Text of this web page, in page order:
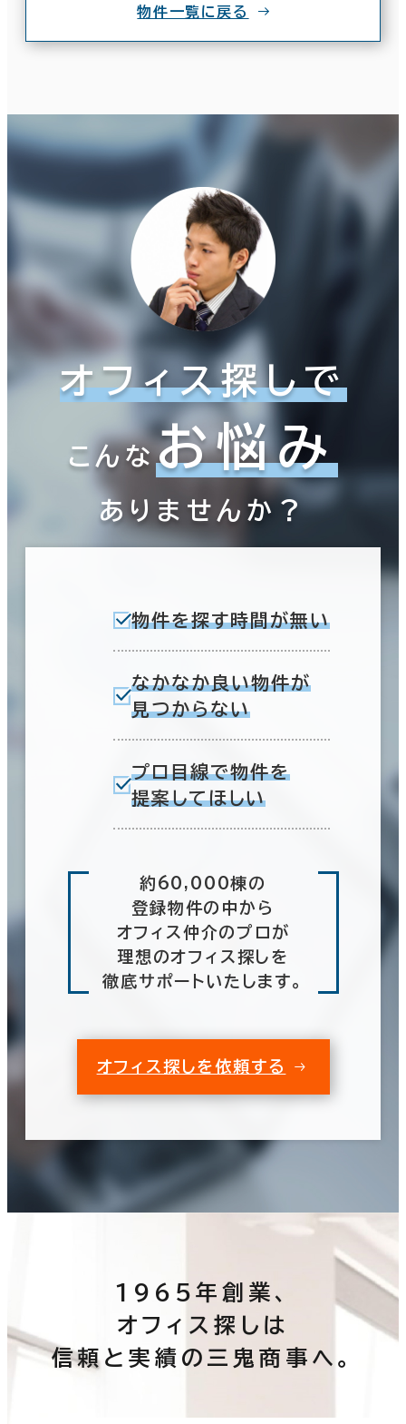
物件一覧に戻る
オフィス探しで
こんなお悩み
ありませんか？
物件を探す時間が無い
なかなか良い物件が
見つからない
プロ目線で物件を
提案してほしい
約60,000棟の
登録物件の中から
オフィス仲介のプロが
理想のオフィス探しを
徹底サポートいたします。
オフィス探しを依頼する
1965年創業、
オフィス探しは
信頼と実績の三鬼商事へ。